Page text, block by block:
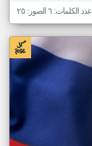
عدد الكلمات: ٦ الصور: ٢٥